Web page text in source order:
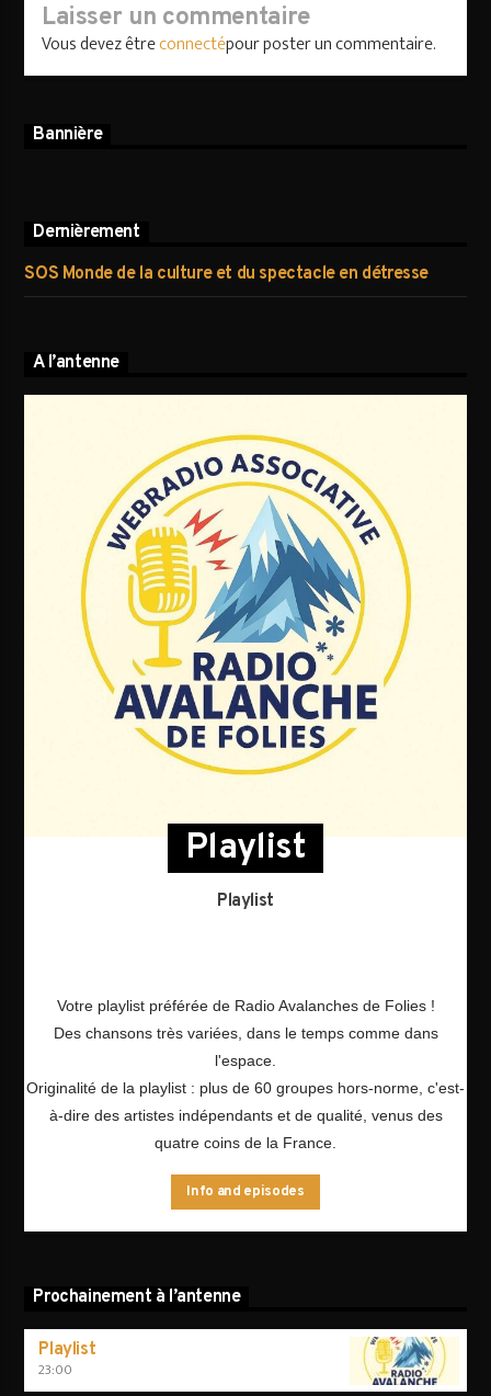
Laisser un commentaire
Vous devez êtreconnectépour poster un commentaire.
Bannière
Dernièrement
SOS Monde de la culture et du spectacle en détresse
A l’antenne
Playlist
Playlist
Votre playlist préférée de Radio Avalanches de Folies !
Des chansons très variées, dans le temps comme dans
l'espace.
Originalité de la playlist : plus de 60 groupes hors-norme, c'est-
à-dire des artistes indépendants et de qualité, venus des
quatre coins de la France.
Info and episodes
Prochainement à l’antenne
Playlist
23:00